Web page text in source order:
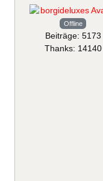
Offline
Beiträge: 5173
Thanks: 14140